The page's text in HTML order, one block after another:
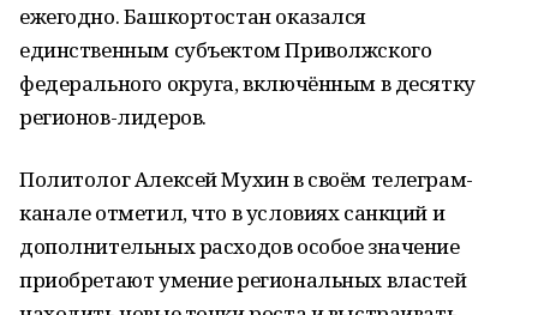
ежегодно. Башкортостан оказался
единственным субъектом Приволжского
федерального округа, включённым в десятку
регионов-лидеров.
Политолог Алексей Мухин в своём телеграм-
канале отметил, что в условиях санкций и
дополнительных расходов особое значение
приобретают умение региональных властей